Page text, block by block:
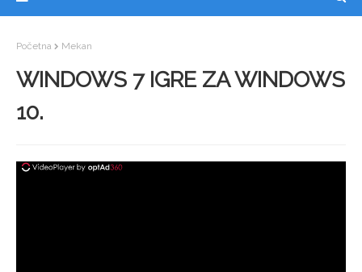
Početna Mekan
WINDOWS 7 IGRE ZA WINDOWS
10.